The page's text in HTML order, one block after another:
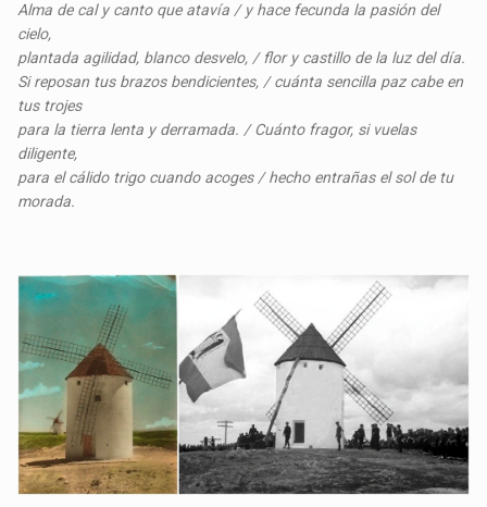
Alma de cal y canto que atavía / y hace fecunda la pasión del
cielo,
plantada agilidad, blanco desvelo, / flor y castillo de la luz del día.
Si reposan tus brazos bendicientes, / cuánta sencilla paz cabe en
tus trojes
para la tierra lenta y derramada. / Cuánto fragor, si vuelas
diligente,
para el cálido trigo cuando acoges / hecho entrañas el sol de tu
morada.